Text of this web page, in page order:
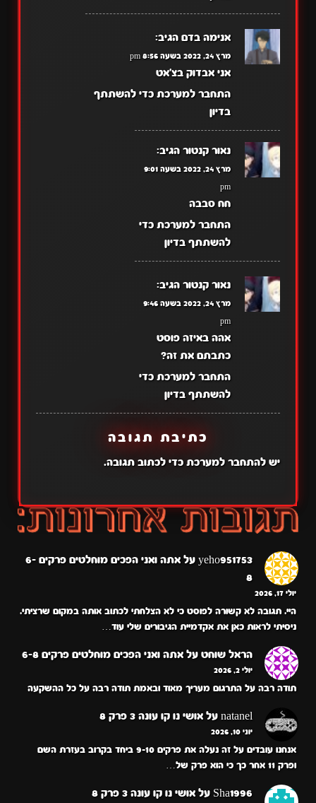
אנימה בדם הגיב:
מרץ 24, 2022 בשעה 8:56 pm
אני אבדוק בצ'אט
התחבר למערכת כדי להשתתף
בדיון
נאור קנטור הגיב:
מרץ 24, 2022 בשעה 9:01
pm
חח סבבה
התחבר למערכת כדי
להשתתף בדיון
נאור קנטור הגיב:
מרץ 24, 2022 בשעה 9:46
pm
אהה באיזה פוסט
כתבתם את זה?
התחבר למערכת כדי
להשתתף בדיון
כתיבת תגובה
יש להתחבר למערכתכדי לכתוב תגובה.
yeho951753 על
אתה ואני הפכים מוחלטים פרקים 6-
8
יולי 17, 2026
היי. תגובה לא קשורה לפוסט כי לא הצלחתי לכתוב אותה במקום שרציתי.
ניסיתי לראות כאן את אקדמיית הגיבורים שלי עוד…
הראל שוחט על אתה ואני הפכים מוחלטים פרקים 6-8
יולי 2, 2026
תודה רבה על התרגום מעריך מאוד ובאמת תודה רבה על כל ההשקעה
natanel על אושי נו קו עונה 3 פרק 8
יוני 10, 2026
אנחנו עובדים על זה נעלה את פרקים 9-10 ביחד בקרוב בעזרת השם
ופרק 11 אחר כך כי הוא פרק של…
Sha1996 על אושי נו קו עונה 3 פרק 8